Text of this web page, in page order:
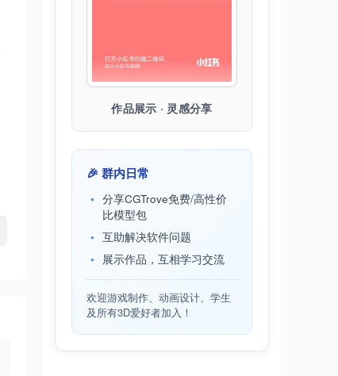
作品展示 · 灵感分享
🎉 群内日常
分享CGTrove免费/高性价
比模型包
互助解决软件问题
展示作品，互相学习交流
欢迎游戏制作、动画设计、学生
及所有3D爱好者加入！